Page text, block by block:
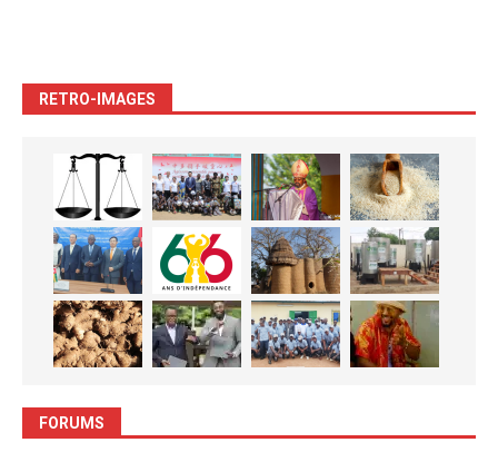
RETRO-IMAGES
FORUMS